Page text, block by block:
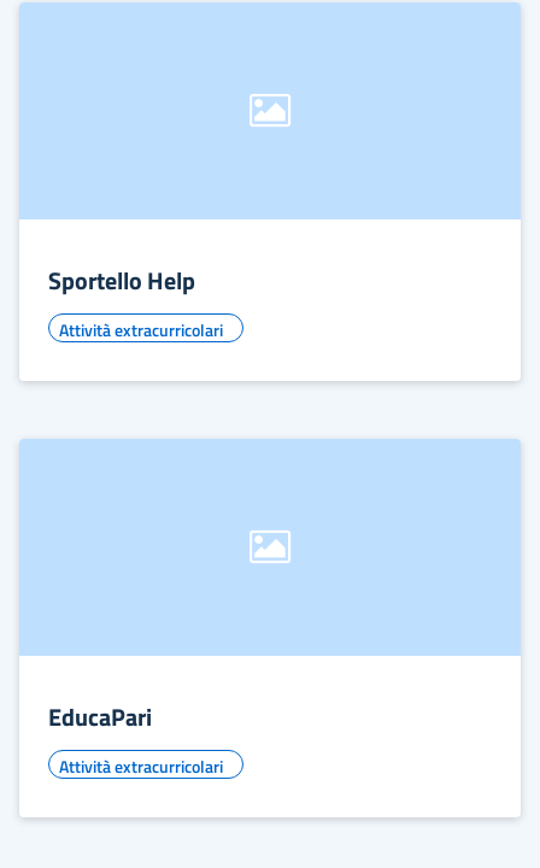
Sportello Help
Attività extracurricolari
EducaPari
Attività extracurricolari